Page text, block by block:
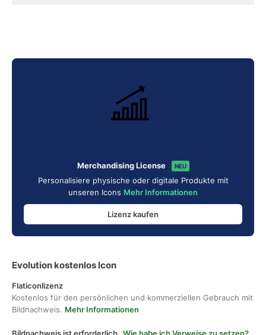
Merchandising License NEU
Personalisiere physische oder digitale Produkte mit
unseren Icons Mehr Informationen
Lizenz kaufen
Evolution kostenlos Icon
Flaticonlizenz
Kostenlos für den persönlichen und kommerziellen Gebrauch mit
Bildnachweis. Mehr Informationen